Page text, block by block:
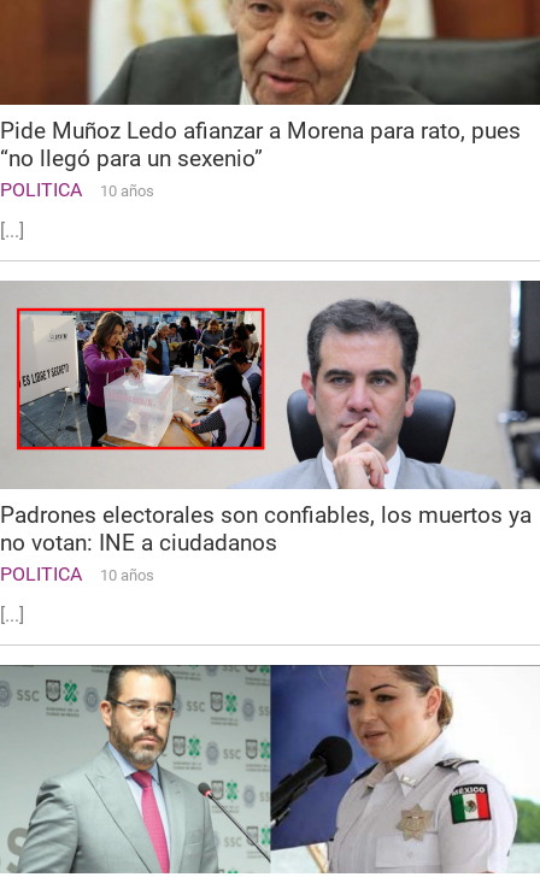
Pide Muñoz Ledo afianzar a Morena para rato, pues
“no llegó para un sexenio”
POLITICA 10 años
[...]
Padrones electorales son confiables, los muertos ya
no votan: INE a ciudadanos
POLITICA 10 años
[...]